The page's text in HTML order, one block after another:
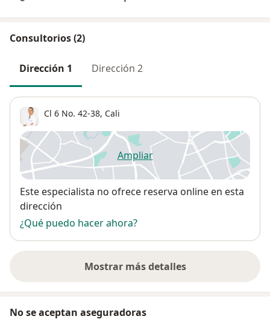
Consultorios (2)
Dirección 1 Dirección 2
Cl 6 No. 42-38, Cali
Ampliarse abre en una nueva
Disponibilidad
Este especialista no ofrece reserva online en esta
dirección
¿Qué puedo hacer ahora?
Mostrar más detalles
sobre la dirección
No se aceptan aseguradoras